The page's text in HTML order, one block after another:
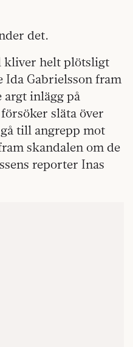
det.
kliver helt plötsligt
Gabrielsson fram
argt inlägg på
släta över
till angrepp mot
skandalen om de
reporter Inas